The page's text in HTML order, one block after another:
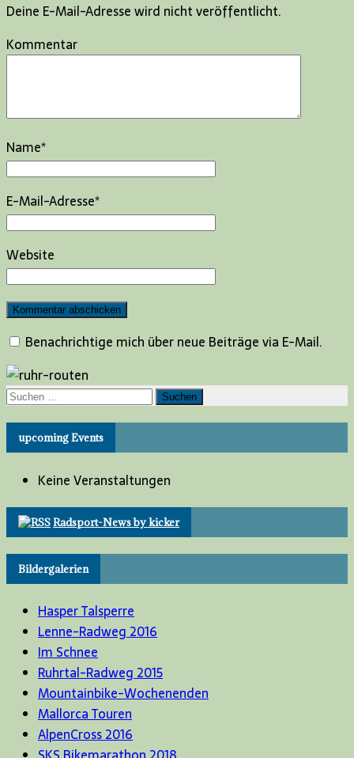
Deine E-Mail-Adresse wird nicht veröffentlicht.
Kommentar
Name*
E-Mail-Adresse*
Website
Benachrichtige mich über neue Beiträge via E-Mail.
Suchen
upcoming Events
Keine Veranstaltungen
Radsport-News by kicker
Bildergalerien
Hasper Talsperre
Lenne-Radweg 2016
Im Schnee
Ruhrtal-Radweg 2015
Mountainbike-Wochenenden
Mallorca Touren
AlpenCross 2016